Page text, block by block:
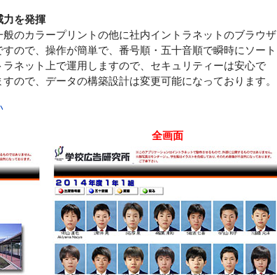
力を発揮
のカラープリントの他に社内イントラネットのブラウザ
ので、操作が簡単で、番号順・五十音順で瞬時にソート
ネット上で運用しますので、セキュリティーは安心で
ので、データの構築設計は変更可能になっております。
全画面